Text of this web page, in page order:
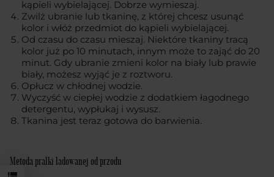
kąpieli wybielającej. Dobrze wymieszaj.
Zwilż ubranie lub tkaninę, z której chcesz usunąć
kolor i włóż przedmiot do kąpieli wybielającej.
Od czasu do czasu mieszaj. Niektóre tkaniny tracą
kolor już po 10 minutach, innym może to zająć do 20
minut. Gdy ubranie zmieni kolor na biały lub prawie
biały, możesz wyjąć je z roztworu.
Opłucz w chłodnej wodzie.
Wyczyść w ciepłej wodzie z dodatkiem łagodnego
detergentu, wypłukaj i wysusz.
Tkanina jest teraz gotowa do barwienia.
Metoda pralki ładowanej od przodu